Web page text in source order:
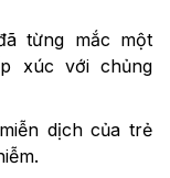
từng mắc một
xúc với chủng
dịch của trẻ